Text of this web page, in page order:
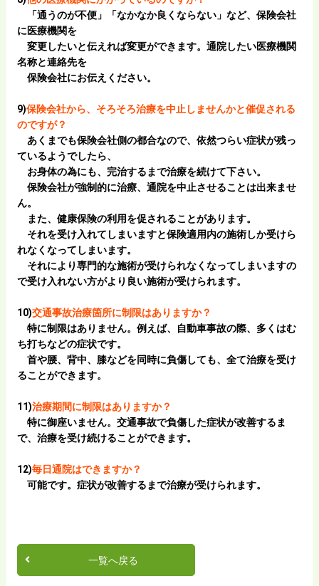
「通うのが不便」「なかなか良くならない」など、保険会社
に医療機関を
変更したいと伝えれば変更ができます。通院したい医療機関
名称と連絡先を
保険会社にお伝えください。
9)保険会社から、そろそろ治療を中止しませんかと催促される
のですが？
あくまでも保険会社側の都合なので、依然つらい症状が残っ
ているようでしたら、
お身体の為にも、完治するまで治療を続けて下さい。
保険会社が強制的に治療、通院を中止させることは出来ませ
ん。
また、健康保険の利用を促されることがあります。
それを受け入れてしまいますと保険適用内の施術しか受けら
れなくなってしまいます。
それにより専門的な施術が受けられなくなってしまいますの
で受け入れない方がより良い施術が受けられます。
10)交通事故治療箇所に制限はありますか？
特に制限はありません。例えば、自動車事故の際、多くはむ
ち打ちなどの症状です。
首や腰、背中、膝などを同時に負傷しても、全て治療を受け
ることができます。
11)治療期間に制限はありますか？
特に御座いません。 交通事故で負傷した症状が改善するま
で、治療を受け続けることができます。
12)毎日通院はできますか？
可能です。症状が改善するまで治療が受けられます。
一覧へ戻る